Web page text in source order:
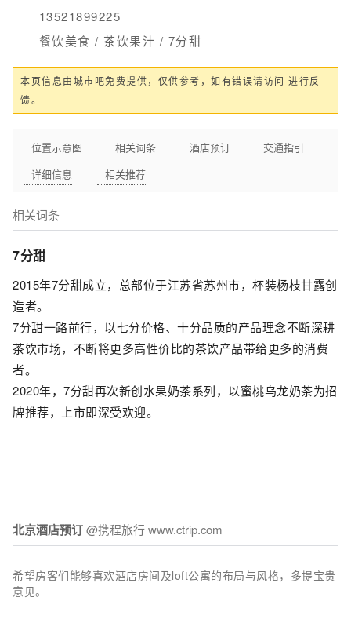
13521899225
餐饮美食 / 茶饮果汁 / 7分甜
本页信息由城市吧免费提供，仅供参考，如有错误请访问 进行反
馈。
位置示意图 相关词条 酒店预订
交通指引
详细信息
相关推荐
相关词条
7分甜
2015年7分甜成立，总部位于江苏省苏州市，杯装杨枝甘露创
造者。
7分甜一路前行，以七分价格、十分品质的产品理念不断深耕
茶饮市场，不断将更多高性价比的茶饮产品带给更多的消费
者。
2020年，7分甜再次新创水果奶茶系列，以蜜桃乌龙奶茶为招
牌推荐，上市即深受欢迎。
北京酒店预订@携程旅行 www.ctrip.com
希望房客们能够喜欢酒店房间及loft公寓的布局与风格，多提宝贵
意见。